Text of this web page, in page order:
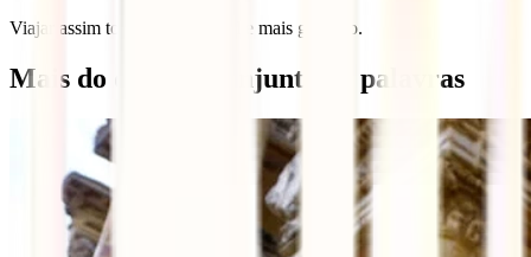
Viajar assim torna-se mais fácil e mais genuíno.
Mais do que um conjunto de palavras